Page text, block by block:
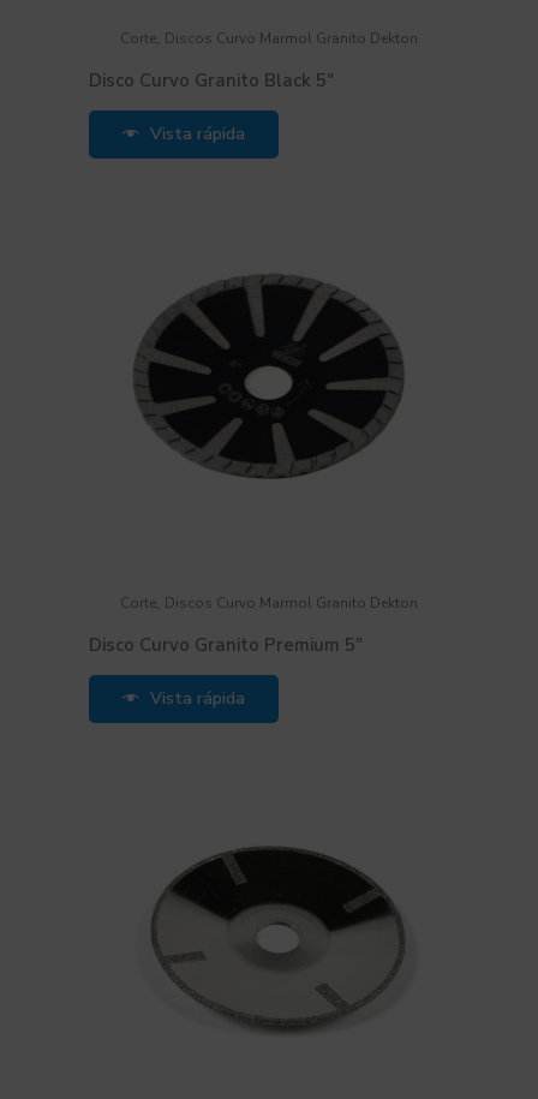
Corte, Discos Curvo Marmol Granito Dekton
Disco Curvo Granito Black 5″
Vista rápida
Corte, Discos Curvo Marmol Granito Dekton
Disco Curvo Granito Premium 5″
Vista rápida